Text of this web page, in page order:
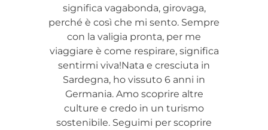
significa vagabonda, girovaga,
perché è così che mi sento. Sempre
con la valigia pronta, per me
viaggiare è come respirare, significa
sentirmi viva!Nata e cresciuta in
Sardegna, ho vissuto 6 anni in
Germania. Amo scoprire altre
culture e credo in un turismo
sostenibile. Seguimi per scoprire